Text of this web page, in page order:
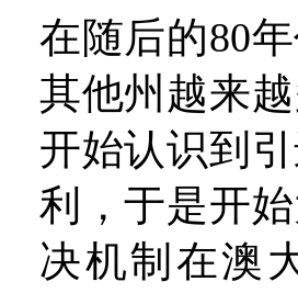
在随后的80
其他州越来
开始认识到
利，于是开
决机制在澳